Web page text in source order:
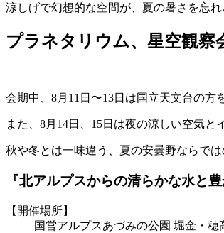
涼しげで幻想的な空間が、夏の暑さを忘れ
プラネタリウム、星空観
会期中、8月11日〜13日は国立天文台の方
また、8月14日、15日は夜の涼しい空気
秋や冬とは一味違う、夏の安曇野ならで
『北アルプスからの清らかな水と
【開催場所】
国営アルプスあづみの公園 堀金・穂